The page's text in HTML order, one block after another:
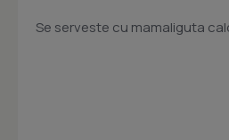
Se serveste cu mamaliguta